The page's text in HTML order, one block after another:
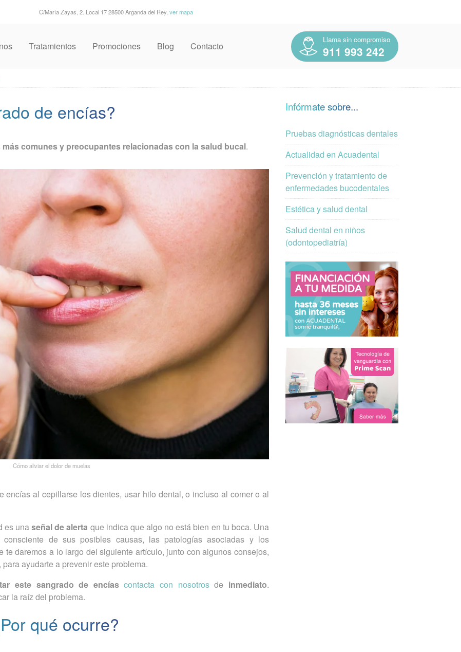
C/María Zayas, 2. Local 17 28500 Arganda del Rey, ver mapa
Tratamientos Promociones Blog Contacto
Llama sin compromiso
911 993 242
de encías?
más comunes y preocupantes relacionadas con la salud bucal.
Cómo aliviar el dolor de muelas
encías al cepillarse los dientes, usar hilo dental, o incluso al comer o al
es unaseñal de alerta que indica que algo no está bien en tu boca. Una
de sus posibles causas, las patologías asociadas y los
te daremos a lo largo del siguiente artículo, junto con algunos consejos,
ayudarte a prevenir este problema.
este sangrado de encías contacta con nosotrosde inmediato.
la raíz del problema.
qué ocurre?
Infórmate sobre...
Pruebas diagnósticas dentales
Actualidad en Acuadental
Prevención y tratamiento de
enfermedades bucodentales
Estética y salud dental
Salud dental en niños
(odontopediatría)